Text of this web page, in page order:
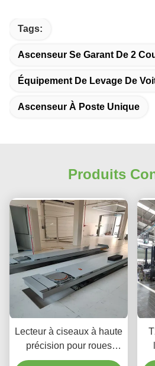
Tags:
Ascenseur Se Garant De 2
Équipement De Levage De
Ascenseur À Poste Unique
Produits
Lecteur à ciseaux à haute
précision pour roues
T400D 4000 kg Capacité